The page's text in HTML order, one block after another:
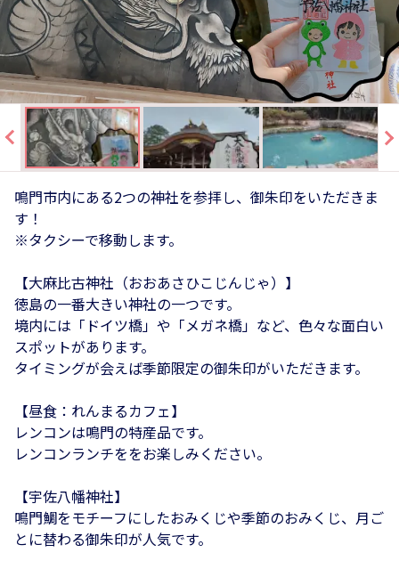
鳴門市内にある2つの神社を参拝し、御朱印をいただきま
す！
※タクシーで移動します。
【大麻比古神社（おおあさひこじんじゃ）】
徳島の一番大きい神社の一つです。
境内には「ドイツ橋」や「メガネ橋」など、色々な面白い
スポットがあります。
タイミングが会えば季節限定の御朱印がいただきます。
【昼食：れんまるカフェ】
レンコンは鳴門の特産品です。
レンコンランチををお楽しみください。
【宇佐八幡神社】
鳴門鯛をモチーフにしたおみくじや季節のおみくじ、月ご
とに替わる御朱印が人気です。